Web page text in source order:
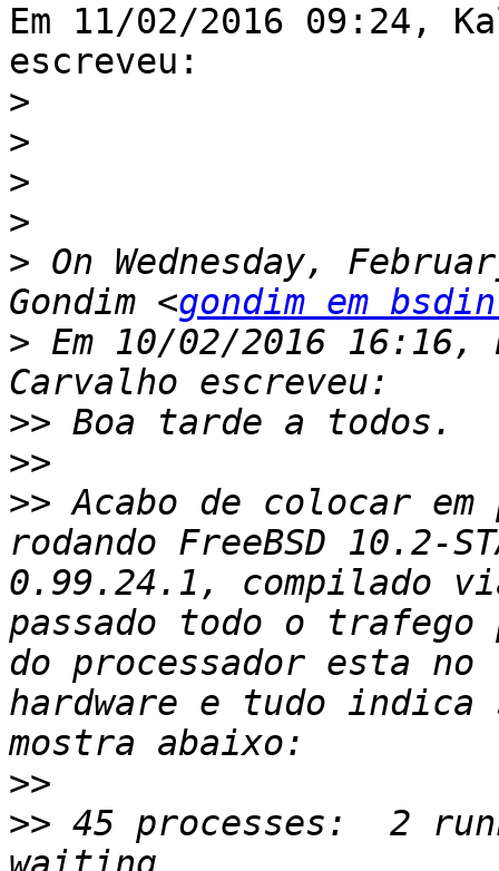
Em 11/02/2016 09:24,
escreveu:
>
>
>
>
> On Wednesday,
Gondim <gondim em
> Em 10/02/2016
>>
>>
>> Acabo de colocar em
rodando FreeBSD 10.2-
0.99.24.1, compilado
passado todo o trafego
do processador esta
hardware e tudo indica
>>
>> 45 processes:  2